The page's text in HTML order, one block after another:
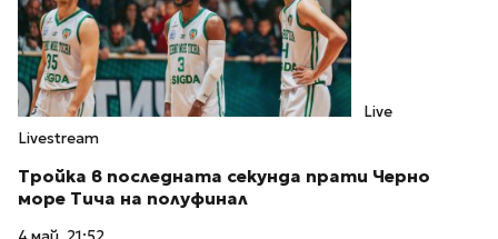
Live
Livestream
Тройка в последната секунда прати Черно
море Тича на полуфинал